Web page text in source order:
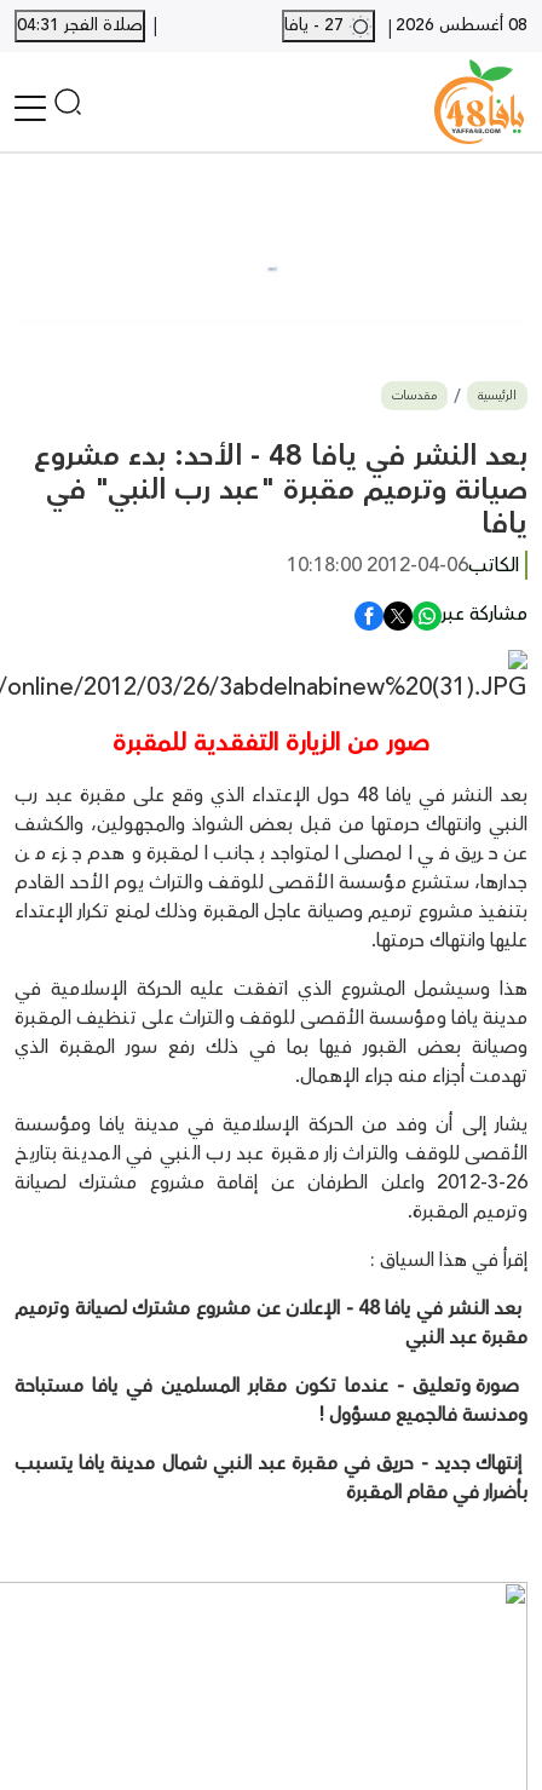
08 أغسطس 2026 |
| صلاة الفجر 04:31
بيع وشراء
أخبار القدس
وفيات
المزيد
الرئيسية مقدسات
بعد النشر في يافا 48 - الأحد: بدء مشروع
صيانة وترميم مقبرة "عبد رب النبي" في
يافا
الكاتب2012-04-06 10:18:00
مشاركة عبر
صور من الزيارة التفقدية للمقبرة
بعد النشر في يافا 48 حول الإعتداء الذي وقع على مقبرة عبد رب
النبي وانتهاك حرمتها من قبل بعض الشواذ والمجهولين، والكشف
عن حريق في المصلى المتواجد بجانب المقبرة وهدم جزء من
جدارها، ستشرع مؤسسة الأقصى للوقف والتراث يوم الأحد القادم
بتنفيذ مشروع ترميم وصيانة عاجل المقبرة وذلك لمنع تكرار الإعتداء
عليها وانتهاك حرمتها.
هذا وسيشمل المشروع الذي اتفقت عليه الحركة الإسلامية في
مدينة يافا ومؤسسة الأقصى للوقف والتراث على تنظيف المقبرة
وصيانة بعض القبور فيها بما في ذلك رفع سور المقبرة الذي
تهدمت أجزاء منه جراء الإهمال.
يشار إلى أن وفد من الحركة الإسلامية في مدينة يافا ومؤسسة
الأقصى للوقف والتراث زار مقبرة عبد رب النبي في المدينة بتاريخ
26-3-2012 واعلن الطرفان عن إقامة مشروع مشترك لصيانة
وترميم المقبرة.
إقرأ في هذا السياق :
بعد النشر في يافا 48 - الإعلان عن مشروع مشترك لصيانة وترميم
مقبرة عبد النبي
صورة وتعليق - عندما تكون مقابر المسلمين في يافا مستباحة
ومدنسة فالجميع مسؤول !
إنتهاك جديد - حريق في مقبرة عبد النبي شمال مدينة يافا يتسبب
بأضرار في مقام المقبرة